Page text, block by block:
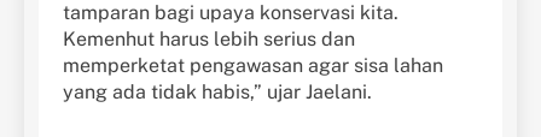
tamparan bagi upaya konservasi kita.
Kemenhut harus lebih serius dan
memperketat pengawasan agar sisa lahan
yang ada tidak habis,” ujar Jaelani.